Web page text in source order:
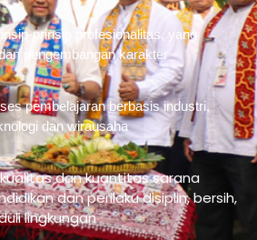
prinsip profesionalitas, yang
pengembangan karakter
pembelajaran berbasis industri,
dan wirausaha
dan kuantitas sarana
dan perilaku disiplin, bersih,
lingkungan